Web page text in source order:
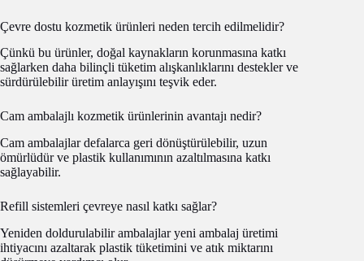
Çevre dostu kozmetik ürünleri neden tercih edilmelidir?
Çünkü bu ürünler, doğal kaynakların korunmasına katkı
sağlarken daha bilinçli tüketim alışkanlıklarını destekler ve
sürdürülebilir üretim anlayışını teşvik eder.
Cam ambalajlı kozmetik ürünlerinin avantajı nedir?
Cam ambalajlar defalarca geri dönüştürülebilir, uzun
ömürlüdür ve plastik kullanımının azaltılmasına katkı
sağlayabilir.
Refill sistemleri çevreye nasıl katkı sağlar?
Yeniden doldurulabilir ambalajlar yeni ambalaj üretimi
ihtiyacını azaltarak plastik tüketimini ve atık miktarını